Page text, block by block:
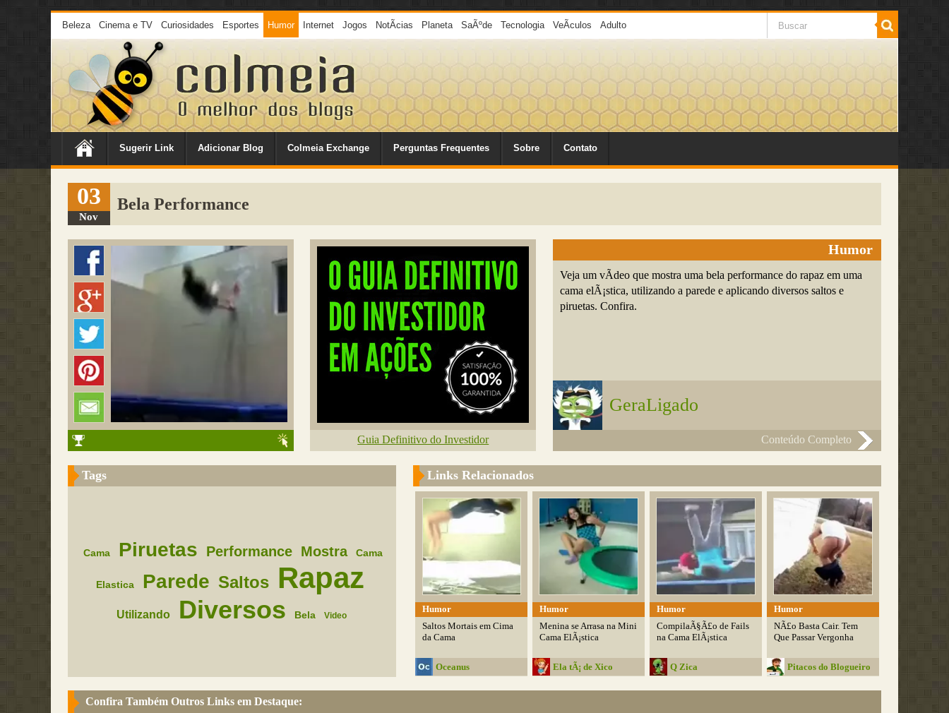
Beleza Cinema e TV Curiosidades Esportes Humor Internet Jogos NotÃ­cias Planeta SaÃºde Tecnologia VeÃ­culos Adulto
Sugerir Link Adicionar Blog Colmeia Exchange Perguntas Frequentes Sobre Contato
03
Nov
Bela Performance
Guia Definitivo do Investidor
Humor
Veja um vÃ­deo que mostra uma bela performance do rapaz em uma
cama elÃ¡stica, utilizando a parede e aplicando diversos saltos e
piruetas. Confira.
GeraLigado
Conteúdo Completo
Tags
Cama Piruetas Performance Mostra Cama
Elastica Parede Saltos Rapaz
Utilizando Diversos Bela Video
Links Relacionados
Humor
Saltos Mortais em Cima
da Cama
Oceanus
Humor
Menina se Arrasa na Mini
Cama ElÃ¡stica
Ela tÃ¡ de Xico
Humor
CompilaÃ§Ã£o de Fails
na Cama ElÃ¡stica
Q Zica
Humor
NÃ£o Basta Cair. Tem
Que Passar Vergonha
Pitacos do Blogueiro
Confira Também Outros Links em Destaque: